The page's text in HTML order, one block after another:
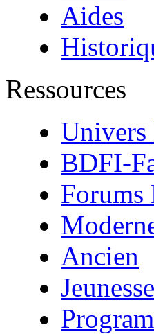
Aides
Ressources
BDFI-
Forums
Ancien
Jeunesse